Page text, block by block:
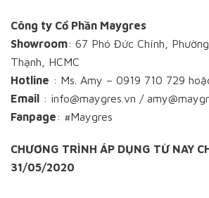
Công ty Cổ Phần Maygres
Showroom: 67 Phó Đức Chính,
Thạnh, HCMC
Hotline : Ms. Amy – 0919 710 729
Email : info@maygres.vn /
Fanpage: #Maygres
CHƯƠNG TRÌNH ÁP DỤNG TỪ NAY
31/05/2020